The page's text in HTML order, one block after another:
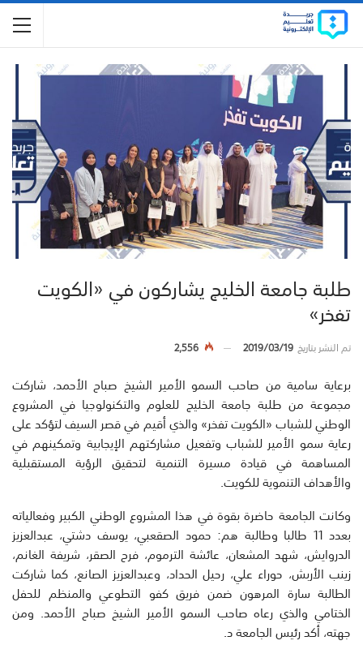
طلبة جامعة الخليج يشاركون في «الكويت
تفخر»
تم النشر بتاريخ2019/03/19
2,556
برعاية سامية من صاحب السمو الأمير الشيخ صباح الأحمد، شاركت
مجموعة من طلبة جامعة الخليج للعلوم والتكنولوجيا في المشروع
الوطني للشباب «الكويت تفخر» والذي أقيم في قصر السيف لتؤكد على
رعاية سمو الأمير للشباب وتفعيل مشاركتهم الإيجابية وتمكينهم في
المساهمة في قيادة مسيرة التنمية لتحقيق الرؤية المستقبلية
والأهداف التنموية للكويت.
وكانت الجامعة حاضرة بقوة في هذا المشروع الوطني الكبير وفعالياته
بعدد 11 طالبا وطالبة هم: حمود الصقعبي، يوسف دشتي، عبدالعزيز
الدروايش، شهد المشعان، عائشة الترموم، فرح الصقر، شريفة الغانم،
زينب الأربش، حوراء علي، رحيل الحداد، وعبدالعزيز الصانع، كما شاركت
الطالبة سارة المرهون ضمن فريق كفو التطوعي والمنظم للحفل
الختامي والذي رعاه صاحب السمو الأمير الشيخ صباح الأحمد. ومن
جهته، أكد رئيس الجامعة د.